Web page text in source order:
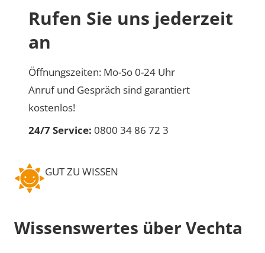
Rufen Sie uns jederzeit
an
Öffnungszeiten: Mo-So 0-24 Uhr
Anruf und Gespräch sind garantiert
kostenlos!
24/7 Service: 0800 34 86 72 3
GUT ZU WISSEN
Wissenswertes über Vechta